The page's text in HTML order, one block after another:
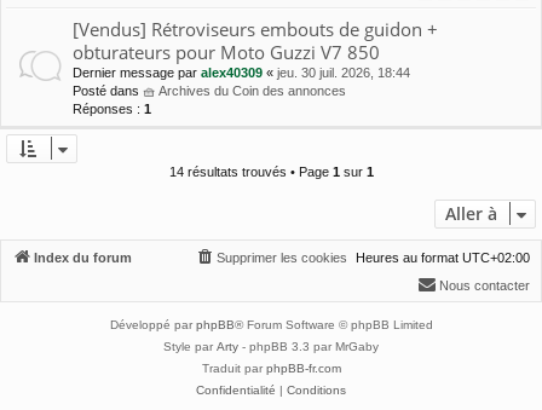
[Vendus] Rétroviseurs embouts de guidon +
obturateurs pour Moto Guzzi V7 850
Dernier message par alex40309 « jeu. 30 juil. 2026, 18:44
Posté dans 🧺 Archives du Coin des annonces
Réponses : 1
14 résultats trouvés • Page 1sur 1
Aller à
Index du forum Heures au format UTC+02:00
Supprimer les cookies
Nous contacter
Développé par phpBB® Forum Software © phpBB Limited
Style par Arty - phpBB 3.3 par MrGaby
Traduit par phpBB-fr.com
Confidentialité | Conditions